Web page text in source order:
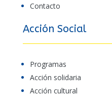
Contacto
Acción Social
Programas
Acción solidaria
Acción cultural